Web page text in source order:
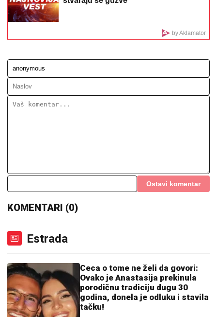
Crni Bastijane, šta si izgubio! Ana
(FOTO) NALAZI SE DALEKO OD BEOGRADA
objava Jelene Radanović nakon što joj je Ana Nikolić
KRIVIČNO DELO"
Jelene Radanović nakon jezivih pretnji
sramno"
U ovom gradu kreće spektakl!
Pogledajte o čemu je reč (VIDEO)